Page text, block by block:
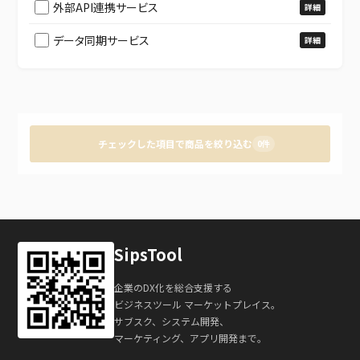
外部API連携サービス 詳細
データ同期サービス 詳細
チェックした項目で商品を絞り込む 0件
SipsTool
企業のDX化を総合支援する
ビジネスツール マーケットプレイス。
サブスク、システム開発、
マーケティング、アプリ開発まで。